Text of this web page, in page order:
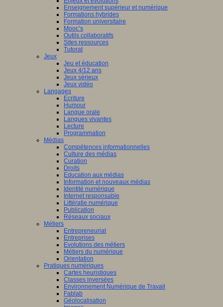
Enseignement supérieur et numérique
Formations hybrides
Formation universitaire
Mooc’s
Outils collaboratifs
Sites ressources
Tutorat
Jeux
Jeu et éducation
Jeux 4/12 ans
Jeux sérieux
Jeux vidéo
Langages
Ecriture
Humour
Langue orale
Langues vivantes
Lecture
Programmation
Médias
Compétences informationnelles
Culture des médias
Curation
Droits
Education aux médias
Information et nouveaux médias
Identité numérique
Internet responsable
Littératie numérique
Publication
Réseaux sociaux
Métiers
Entrepreneuriat
Entreprises
Evolutions des métiers
Métiers du numérique
Orientation
Pratiques numériques
Cartes heuristiques
Classes inversées
Environnement Numérique de Travail
Fablab
Géolocalisation